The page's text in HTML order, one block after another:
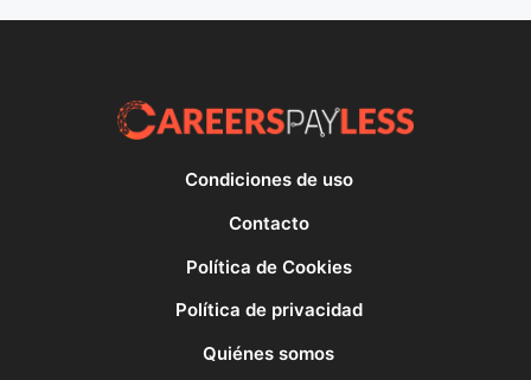
Condiciones de uso
Contacto
Política de Cookies
Política de privacidad
Quiénes somos